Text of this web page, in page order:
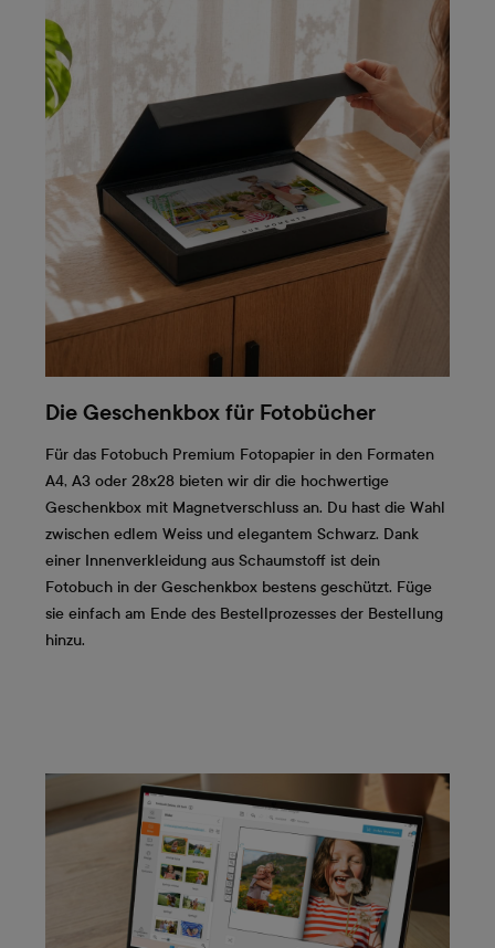
Die Geschenkbox für Fotobücher
Für das Fotobuch Premium Fotopapier in den Formaten
A4, A3 oder 28x28 bieten wir dir die hochwertige
Geschenkbox mit Magnetverschluss an. Du hast die Wahl
zwischen edlem Weiss und elegantem Schwarz. Dank
einer Innenverkleidung aus Schaumstoff ist dein
Fotobuch in der Geschenkbox bestens geschützt. Füge
sie einfach am Ende des Bestellprozesses der Bestellung
hinzu.